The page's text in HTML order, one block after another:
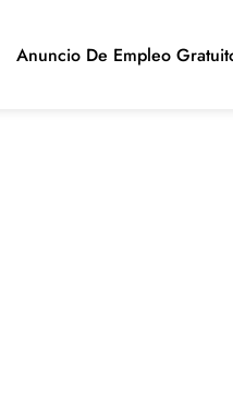
Anuncio De Empleo